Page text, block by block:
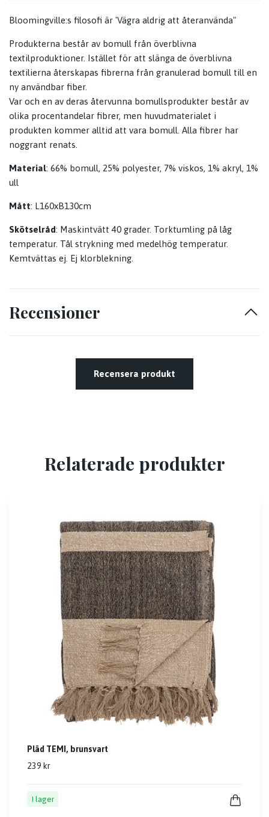
Bloomingville:s filosofi är 'Vägra aldrig att återanvända"
Produkterna består av bomull från överblivna
textilproduktioner. Istället för att slänga de överblivna
textilierna återskapas fibrerna från granulerad bomull till en
ny användbar fiber.
Var och en av deras återvunna bomullsprodukter består av
olika procentandelar fibrer, men huvudmaterialet i
produkten kommer alltid att vara bomull. Alla fibrer har
noggrant renats.
Material: 66% bomull, 25% polyester, 7% viskos, 1% akryl, 1%
ull
Mått: L160xB130cm
Skötselråd: Maskintvätt 40 grader. Torktumling på låg
temperatur. Tål strykning med medelhög temperatur.
Kemtvättas ej. Ej klorblekning.
Recensioner
Recensera produkt
Relaterade produkter
Pläd TEMI, brunsvart
239 kr
I lager